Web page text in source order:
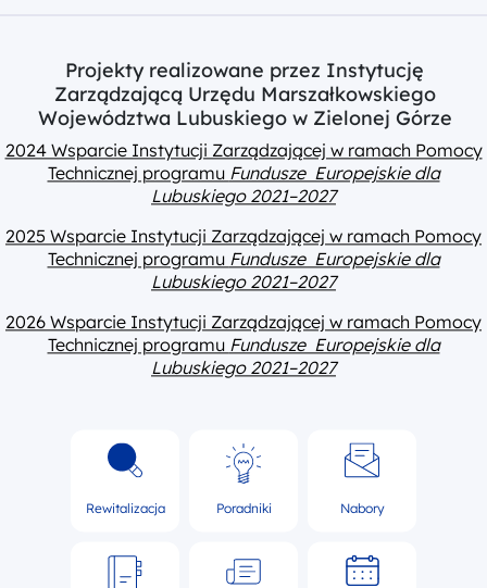
Projekty realizowane przez Instytucję
Zarządzającą Urzędu Marszałkowskiego
Województwa Lubuskiego w Zielonej Górze
2024 Wsparcie Instytucji Zarządzającej w ramach Pomocy
Technicznej programu Fundusze Europejskie dla
Lubuskiego 2021–2027
2025 Wsparcie Instytucji Zarządzającej w ramach Pomocy
Technicznej programu Fundusze Europejskie dla
Lubuskiego 2021–2027
2026 Wsparcie Instytucji Zarządzającej w ramach Pomocy
Technicznej programu Fundusze Europejskie dla
Lubuskiego 2021–2027
Rewitalizacja Poradniki Nabory